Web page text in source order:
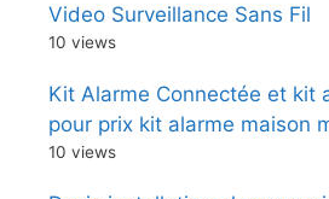
Video Surveillance Sans Fil
10 views
Kit Alarme Connectée et kit
pour prix kit alarme maison
10 views